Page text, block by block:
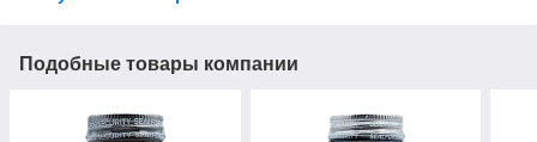
Подобные товары компании